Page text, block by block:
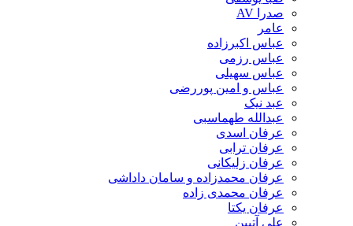
صدرا AV
عامر
عباس اکبرزاده
عباس رزمی
عباس سهیلی
عباس و امین پوررضی
عبد نیک
عبدالله طهماسبی‎
عرفان اسدی
عرفان ترابی
عرفان زلیکانی
عرفان محمدزاده و سامان داداشی
عرفان محمدی زاده
عرفان یکتا
علی آتبین